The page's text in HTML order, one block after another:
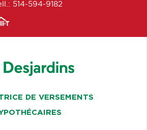
514-594-9182
DE VERSEMENTS